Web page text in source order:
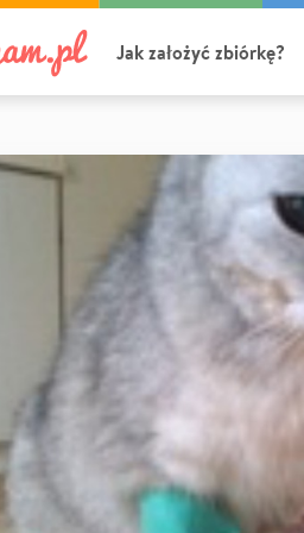
Jak założyć zbiórkę?